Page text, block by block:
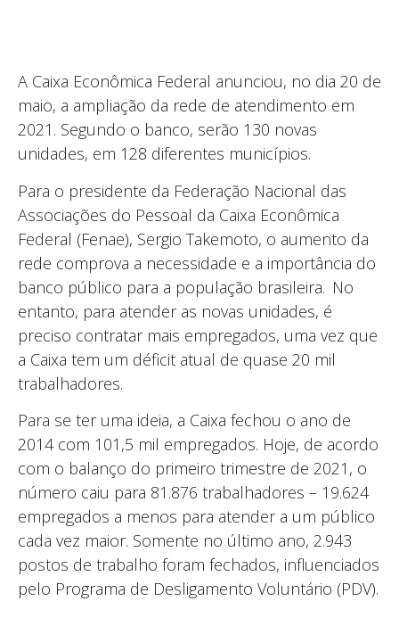
A Caixa Econômica Federal anunciou, no dia 20 de
maio, a ampliação da rede de atendimento em
2021. Segundo o banco, serão 130 novas
unidades, em 128 diferentes municípios.
Para o presidente da Federação Nacional das
Associações do Pessoal da Caixa Econômica
Federal (Fenae), Sergio Takemoto, o aumento da
rede comprova a necessidade e a importância do
banco público para a população brasileira. No
entanto, para atender as novas unidades, é
preciso contratar mais empregados, uma vez que
a Caixa tem um déficit atual de quase 20 mil
trabalhadores.
Para se ter uma ideia, a Caixa fechou o ano de
2014 com 101,5 mil empregados. Hoje, de acordo
com o balanço do primeiro trimestre de 2021, o
número caiu para 81.876 trabalhadores – 19.624
empregados a menos para atender a um público
cada vez maior. Somente no último ano, 2.943
postos de trabalho foram fechados, influenciados
pelo Programa de Desligamento Voluntário (PDV).